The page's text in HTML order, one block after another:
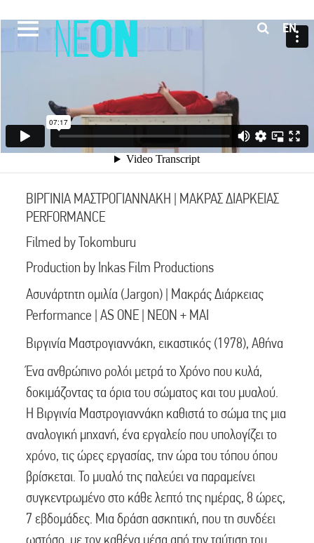
EN
ΒΙΡΓΙΝΙΑ ΜΑΣΤΡΟΓΙΑΝΝΑΚΗ | ΜΑΚΡΑΣ ΔΙΑΡΚΕΙΑΣ
PERFORMANCE
Filmed by Tokomburu
Production by Inkas Film Productions
Ασυνάρτητη oμιλία (Jargon) | Μακράς Διάρκειας
Performance | AS ONE | NEON + MAI
Βιργινία Μαστρογιαννάκη, εικαστικός (1978), Αθήνα
Ένα ανθρώπινο ρολόι μετρά το Χρόνο που κυλά,
δοκιμάζοντας τα όρια του σώματος και του μυαλού.
Η Βιργινία Μαστρογιαννάκη καθιστά το σώμα της μια
αναλογική μηχανή, ένα εργαλείο που υπολογίζει το
χρόνο, τις ώρες εργασίας, την ώρα του τόπου όπου
βρίσκεται. Το μυαλό της παλεύει να παραμείνει
συγκεντρωμένο στο κάθε λεπτό της ημέρας, 8 ώρες,
7 εβδομάδες. Μια δράση ασκητική, που τη συνδέει
ωστόσο, με τον καθένα μέσα από την ταύτιση του